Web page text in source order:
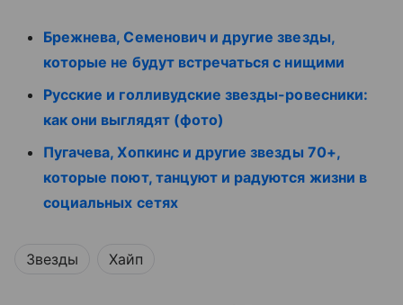
Брежнева, Семенович и другие звезды,
которые не будут встречаться с нищими
Русские и голливудские звезды-ровесники:
как они выглядят (фото)
Пугачева, Хопкинс и другие звезды 70+,
которые поют, танцуют и радуются жизни в
социальных сетях
Звезды Хайп